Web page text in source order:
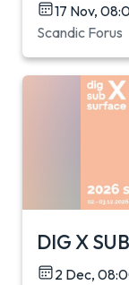
17 Nov,
Scandic Forus
DIG X
2 Dec,